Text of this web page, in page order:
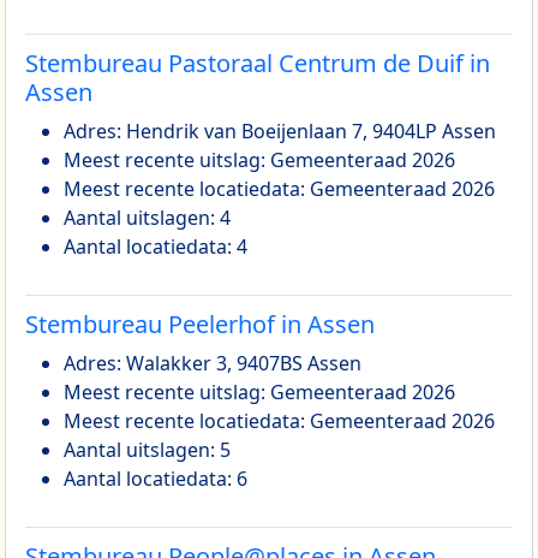
Stembureau Pastoraal Centrum de Duif in
Assen
Adres: Hendrik van Boeijenlaan 7, 9404LP Assen
Meest recente uitslag: Gemeenteraad 2026
Meest recente locatiedata: Gemeenteraad 2026
Aantal uitslagen: 4
Aantal locatiedata: 4
Stembureau Peelerhof in Assen
Adres: Walakker 3, 9407BS Assen
Meest recente uitslag: Gemeenteraad 2026
Meest recente locatiedata: Gemeenteraad 2026
Aantal uitslagen: 5
Aantal locatiedata: 6